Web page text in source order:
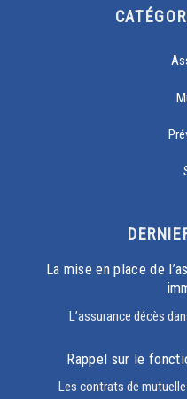
La mise en place de
L’assurance décès
Rappel sur le
Les contrats de